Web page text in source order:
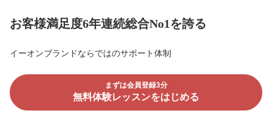
お客様満足度6年連続総合No1を誇る
イーオンブランドならではのサポート体制
まずは会員登録3分
無料体験レッスンをはじめる